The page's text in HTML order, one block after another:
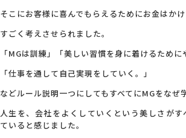
そこにお客様に喜んでもらえるためにお金はか
すごく考えさせられました。
「MGは訓練」「美しい習慣を身に着けるために
「仕事を通して自己実現をしていく。」
などルール説明一つにしてもすべてにMGをなぜ
人生を、会社をよくしていくという美しさがす
ていると感じました。